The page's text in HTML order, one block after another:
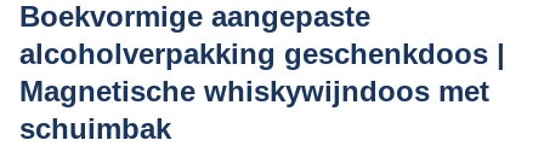
Boekvormige aangepaste
alcoholverpakking geschenkdoos |
Magnetische whiskywijndoos met
schuimbak